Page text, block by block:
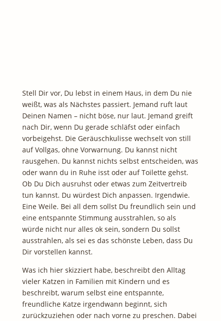
Stell Dir vor, Du lebst in einem Haus, in dem Du nie
weißt, was als Nächstes passiert. Jemand ruft laut
Deinen Namen – nicht böse, nur laut. Jemand greift
nach Dir, wenn Du gerade schläfst oder einfach
vorbeigehst. Die Geräuschkulisse wechselt von still
auf Vollgas, ohne Vorwarnung. Du kannst nicht
rausgehen. Du kannst nichts selbst entscheiden, was
oder wann du in Ruhe isst oder auf Toilette gehst.
Ob Du Dich ausruhst oder etwas zum Zeitvertreib
tun kannst. Du würdest Dich anpassen. Irgendwie.
Eine Weile. Bei all dem sollst Du freundlich sein und
eine entspannte Stimmung ausstrahlen, so als
würde nicht nur alles ok sein, sondern Du sollst
ausstrahlen, als sei es das schönste Leben, dass Du
Dir vorstellen kannst.
Was ich hier skizziert habe, beschreibt den Alltag
vieler Katzen in Familien mit Kindern und es
beschreibt, warum selbst eine entspannte,
freundliche Katze irgendwann beginnt, sich
zurückzuziehen oder nach vorne zu preschen. Dabei